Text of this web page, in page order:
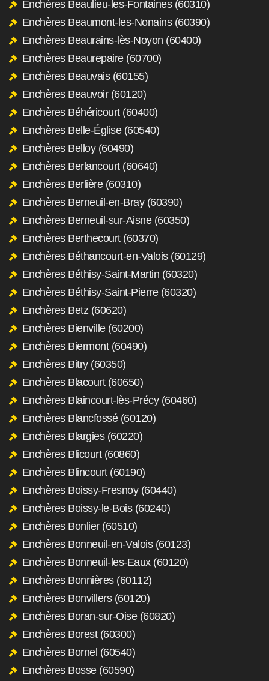
Enchères Beaulieu-les-Fontaines (60310)
Enchères Beaumont-les-Nonains (60390)
Enchères Beaurains-lès-Noyon (60400)
Enchères Beaurepaire (60700)
Enchères Beauvais (60155)
Enchères Beauvoir (60120)
Enchères Béhéricourt (60400)
Enchères Belle-Église (60540)
Enchères Belloy (60490)
Enchères Berlancourt (60640)
Enchères Berlière (60310)
Enchères Berneuil-en-Bray (60390)
Enchères Berneuil-sur-Aisne (60350)
Enchères Berthecourt (60370)
Enchères Béthancourt-en-Valois (60129)
Enchères Béthisy-Saint-Martin (60320)
Enchères Béthisy-Saint-Pierre (60320)
Enchères Betz (60620)
Enchères Bienville (60200)
Enchères Biermont (60490)
Enchères Bitry (60350)
Enchères Blacourt (60650)
Enchères Blaincourt-lès-Précy (60460)
Enchères Blancfossé (60120)
Enchères Blargies (60220)
Enchères Blicourt (60860)
Enchères Blincourt (60190)
Enchères Boissy-Fresnoy (60440)
Enchères Boissy-le-Bois (60240)
Enchères Bonlier (60510)
Enchères Bonneuil-en-Valois (60123)
Enchères Bonneuil-les-Eaux (60120)
Enchères Bonnières (60112)
Enchères Bonvillers (60120)
Enchères Boran-sur-Oise (60820)
Enchères Borest (60300)
Enchères Bornel (60540)
Enchères Bosse (60590)